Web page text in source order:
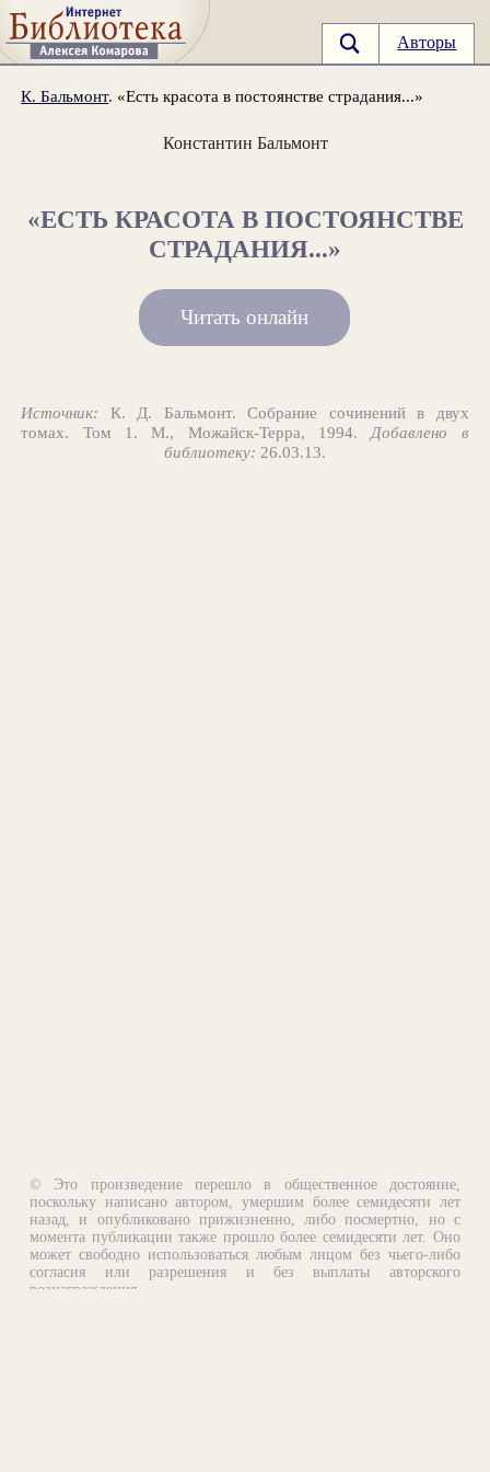
Авторы
К. Бальмонт. «Есть красота в постоянстве страдания...»
Константин Бальмонт
«ЕСТЬ КРАСОТА В ПОСТОЯНСТВЕ
СТРАДАНИЯ...»
Читать онлайн
Источник: К. Д. Бальмонт. Собрание сочинений в двух
томах. Том 1. М., Можайск-Терра, 1994.Добавлено в
библиотеку: 26.03.13.
© Это произведение перешло в общественное достояние,
поскольку написано автором, умершим более семидесяти лет
назад, и опубликовано прижизненно, либо посмертно, но с
момента публикации также прошло более семидесяти лет. Оно
может свободно использоваться любым лицом без чьего-либо
согласия или разрешения и без выплаты авторского
вознаграждения.